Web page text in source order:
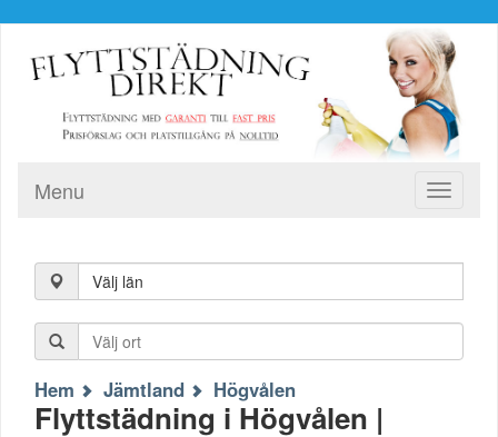
Toggle
Menu
Välj län
Hem Jämtland Högvålen
Flyttstädning i Högvålen |